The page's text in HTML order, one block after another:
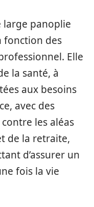
large panoplie
fonction des
Elle
la santé, à
aux besoins
avec des
les aléas
de la retraite,
d’assurer un
fois la vie